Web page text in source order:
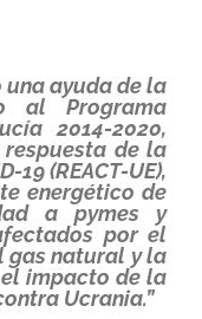
una ayuda de la
al Programa
2014-2020,
de la
19 (REACT-UE),
energético de
a pymes y
por el
gas natural y la
impacto de la
Ucrania.”